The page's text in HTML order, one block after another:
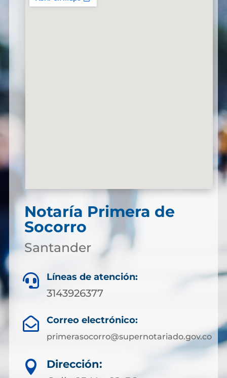
Notaría Primera de
Socorro
Santander
 Líneas de atención:
3143926377
 Correo electrónico:
primerasocorro@supernotariado.gov.co

Dirección: